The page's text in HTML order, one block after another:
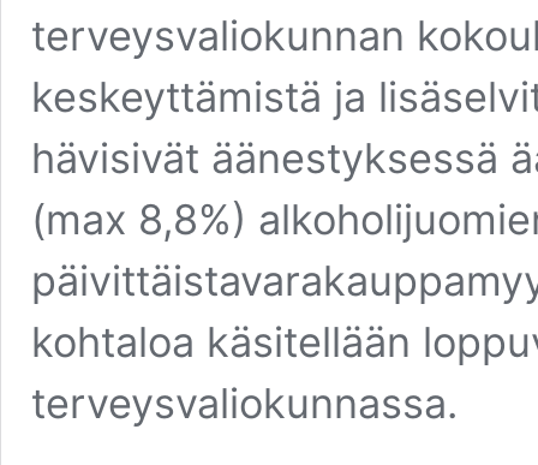
terveysvaliokunnan
keskeyttämistä ja
hävisivät äänestyksessä
(max 8,8%)
kohtaloa käsitellään
terveysvaliokunnassa.